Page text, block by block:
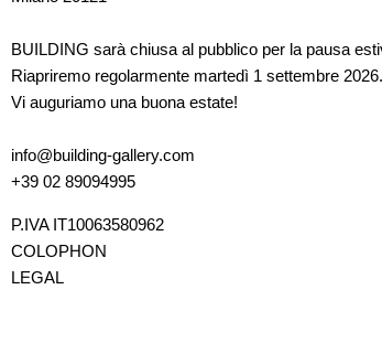
BUILDING sarà chiusa al pubblico per la pausa
Riapriremo regolarmente martedì 1 settembre 2026.
Vi auguriamo una buona estate!
info@building-gallery.com
+39 02 89094995
P.IVA IT10063580962
COLOPHON
LEGAL